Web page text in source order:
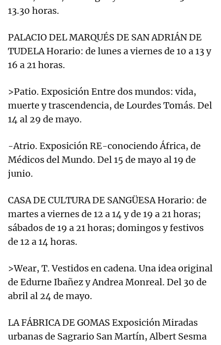
13.30 horas.
PALACIO DEL MARQUÉS DE SAN ADRIÁN DE
TUDELA Horario: de lunes a viernes de 10 a 13 y
16 a 21 horas.
>Patio. Exposición Entre dos mundos: vida,
muerte y trascendencia, de Lourdes Tomás. Del
14 al 29 de mayo.
-Atrio. Exposición RE-conociendo África, de
Médicos del Mundo. Del 15 de mayo al 19 de
junio.
CASA DE CULTURA DE SANGÜESA Horario: de
martes a viernes de 12 a 14 y de 19 a 21 horas;
sábados de 19 a 21 horas; domingos y festivos
de 12 a 14 horas.
>Wear, T. Vestidos en cadena. Una idea original
de Edurne Ibañez y Andrea Monreal. Del 30 de
abril al 24 de mayo.
LA FÁBRICA DE GOMAS Exposición Miradas
urbanas de Sagrario San Martín, Albert Sesma